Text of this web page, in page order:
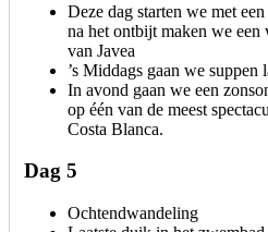
Deze dag starten we met
na het ontbijt maken we
van Javea
’s Middags gaan we suppen
In avond gaan we een
op één van de meest
Costa Blanca.
Dag 5
Ochtendwandeling